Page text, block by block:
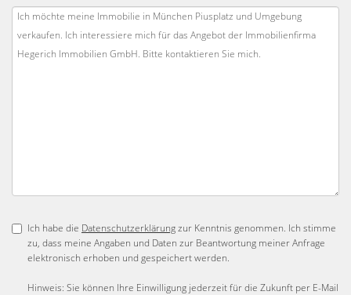
Ich habe die Datenschutzerklärungzur Kenntnis genommen. Ich stimme
zu, dass meine Angaben und Daten zur Beantwortung meiner Anfrage
elektronisch erhoben und gespeichert werden.
Hinweis: Sie können Ihre Einwilligung jederzeit für die Zukunft per E-Mail